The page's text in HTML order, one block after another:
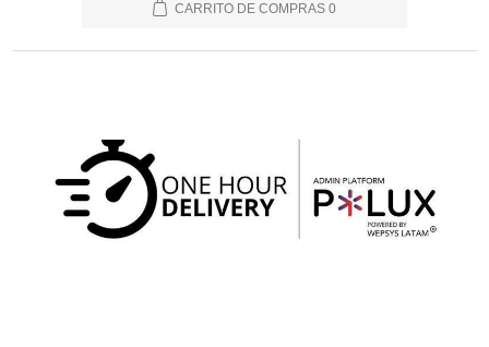
CARRITO DE COMPRAS 0